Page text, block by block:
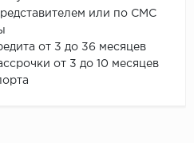
или по СМС
от 3 до 36 месяцев
от 3 до 10 месяцев